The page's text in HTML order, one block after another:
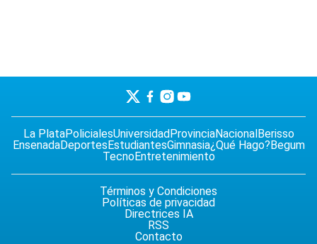
La PlataPolicialesUniversidadProvinciaNacionalBerisso
EnsenadaDeportesEstudiantesGimnasia¿Qué Hago?Begum
TecnoEntretenimiento
Términos y Condiciones
Políticas de privacidad
Directrices IA
RSS
Contacto